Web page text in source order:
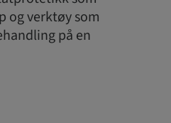
og verktøy som
på en